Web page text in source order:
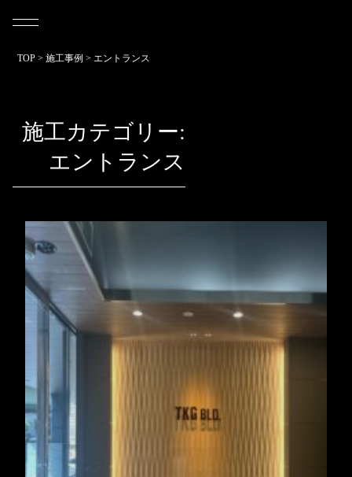
TOP > 施工事例 > エントランス
施工カテゴリー:
エントランス